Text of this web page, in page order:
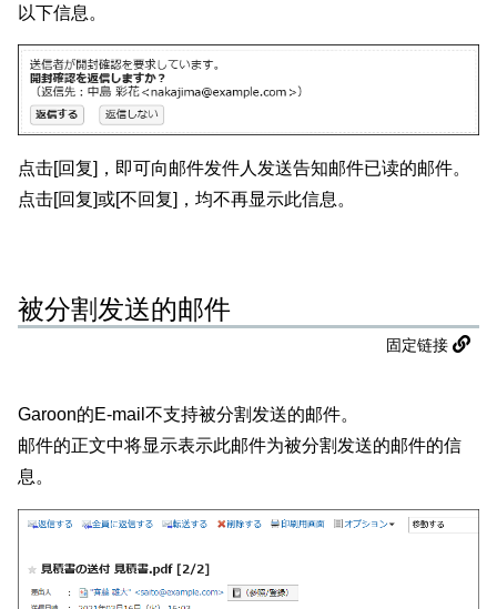
以下信息。
点击[回复]，即可向邮件发件人发送告知邮件已读的邮件。
点击[回复]或[不回复]，均不再显示此信息。
被分割发送的邮件
固定链接
Garoon的E-mail不支持被分割发送的邮件。
邮件的正文中将显示表示此邮件为被分割发送的邮件的信
息。